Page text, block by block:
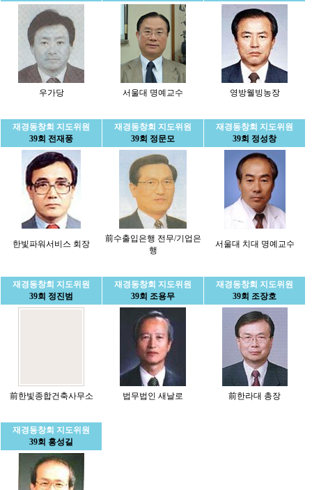
우가당 서울대 명예교수 영방웰빙농장
재경동창회 지도위원
39회 전재풍
재경동창회 지도위원
39회 정문모
재경동창회 지도위원
39회 정성창
한빛파워서비스 회장
前수출입은행 전무/기업은
행
서울대 치대 명예교수
재경동창회 지도위원
39회 정진범
재경동창회 지도위원
39회 조용무
재경동창회 지도위원
39회 조장호
前한빛종합건축사무소 법무법인 새날로 前한라대 총장
재경동창회 지도위원
39회 홍성길